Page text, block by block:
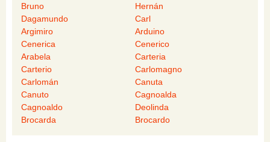
Bruno
Hernán
Dagamundo
Carl
Argimiro
Arduino
Cenerica
Cenerico
Arabela
Carteria
Carterio
Carlomagno
Carlomán
Canuta
Canuto
Cagnoalda
Cagnoaldo
Deolinda
Brocarda
Brocardo